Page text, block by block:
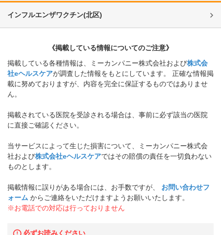
インフルエンザワクチン(北区)
《掲載している情報についてのご注意》
掲載している各種情報は、ミーカンパニー株式会社および株式会
社eヘルスケアが調査した情報をもとにしています。 正確な情報掲
載に努めておりますが、内容を完全に保証するものではありませ
ん。
掲載されている医院を受診される場合は、事前に必ず該当の医院
に直接ご確認ください。
当サービスによって生じた損害について、ミーカンパニー株式会
社および株式会社eヘルスケアではその賠償の責任を一切負わない
ものとします。
掲載情報に誤りがある場合には、お手数ですが、
お問い合わせフ
ォーム からご連絡をいただけますようお願いいたします。
※お電話での対応は行っておりません
必ずお読みください